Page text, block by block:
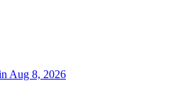
Aug 8, 2026